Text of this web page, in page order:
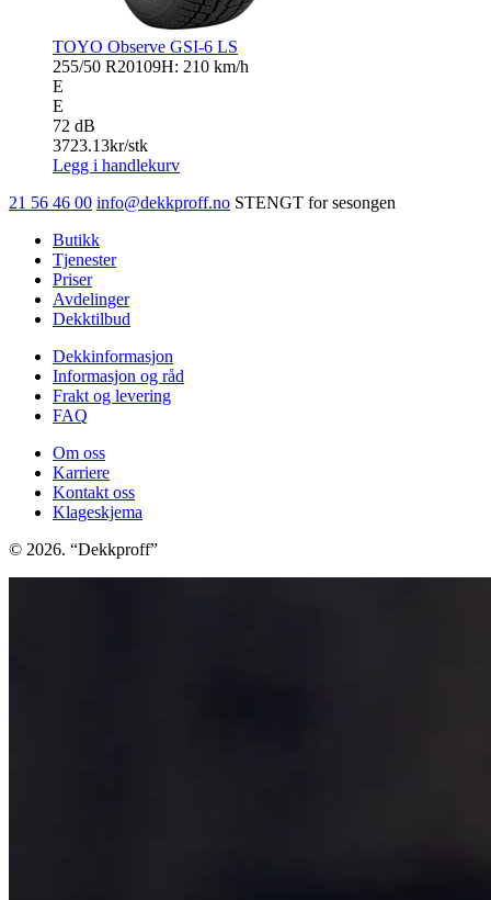
TOYO Observe GSI-6 LS
255/50 R20109H: 210 km/h
E
E
72 dB
3723.13kr/stk
Legg i handlekurv
21 56 46 00 info@dekkproff.no STENGT for sesongen
Butikk
Tjenester
Priser
Avdelinger
Dekktilbud
Dekkinformasjon
Informasjon og råd
Frakt og levering
FAQ
Om oss
Karriere
Kontakt oss
Klageskjema
© 2026. “Dekkproff”